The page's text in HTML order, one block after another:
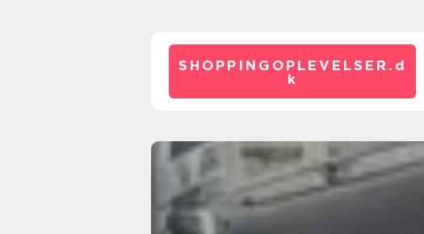
SHOPPINGOPLEVELSER. d
k